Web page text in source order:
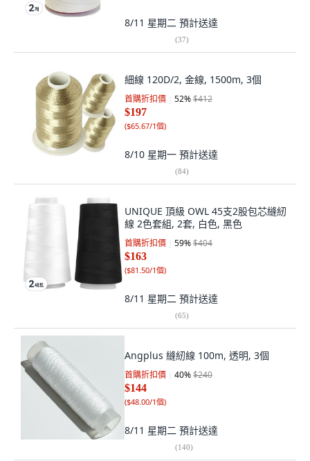
8/11 星期二 預計送達
(37)
細線 120D/2, 金線, 1500m, 3個
首購折扣價 52%$412
$197
($65.67/1個)
8/10 星期一 預計送達
(84)
UNIQUE 頂級 OWL 45支2股包芯縫紉
線 2色套組, 2套, 白色, 黑色
首購折扣價 59%$404
$163
($81.50/1個)
8/11 星期二 預計送達
(65)
Angplus 縫紉線 100m, 透明, 3個
首購折扣價 40%$240
$144
($48.00/1個)
8/11 星期二 預計送達
(140)